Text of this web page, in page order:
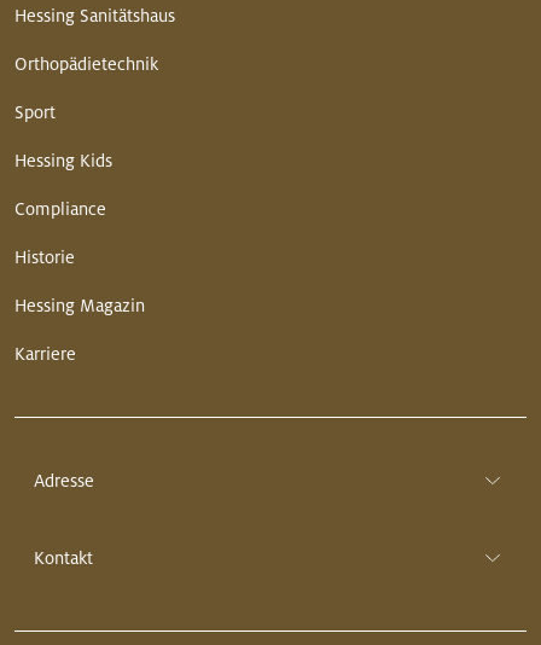
Hessing Sanitätshaus
Orthopädietechnik
Sport
Hessing Kids
Compliance
Historie
Hessing Magazin
Karriere
Adresse
Kontakt